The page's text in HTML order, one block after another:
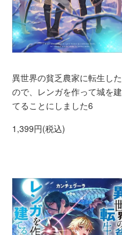
異世界の貧乏農家に転生した
ので、レンガを作って城を建
てることにしました6
1,399円(税込)